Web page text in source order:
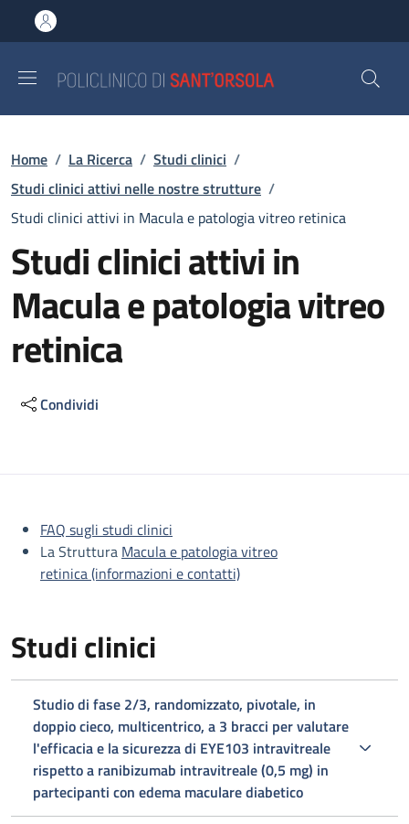
al contenuto principale
to footer content
Briciole di pane
Home / La Ricerca / Studi clinici /
Studi clinici attivi nelle nostre strutture /
Studi clinici attivi in Macula e patologia vitreo retinica
Studi clinici attivi in
Macula e patologia vitreo
retinica
Condividi
Descrizione
FAQ sugli studi clinici
La Struttura Macula e patologia vitreo
retinica (informazioni e contatti)
Studi clinici
Studio di fase 2/3, randomizzato, pivotale, in
doppio cieco, multicentrico, a 3 bracci per valutare
l'efficacia e la sicurezza di EYE103 intravitreale
rispetto a ranibizumab intravitreale (0,5 mg) in
partecipanti con edema maculare diabetico